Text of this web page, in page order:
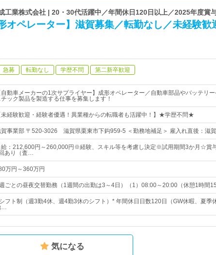
工業株式会社 | 20・30代活躍中／年間休日120日以上／2025年度賞
形オペレーター】滋賀募集／転勤なし／未経験
急募 転勤なし 学歴不問 第二新卒歓迎
自動車メーカーの1次サプライヤー】成形オペレーター／自動車部品やバッテリ
チック製品を製造する仕事を募集します！
未経験歓迎・経験者優遇！異業種からの転職者も活躍中！】★学歴不問★
賀事業部 〒520-3026 滋賀県栗東市下鈎959-5 ＜勤務地補足＞ 雇入れ直後：滋
給：212,600円～260,000円※経験、スキル等を考慮し決定※試用期間3か月☆賞
あり（査…
万円～360万円
ごとの昼夜交替勤務（1週間の出勤は3～4日）（1）08:00～20:00（休憩1時間
フト制（週3勤4休、週4勤3休のシフト）* 年間休日日数120日（GW休暇、夏季
…
気になる